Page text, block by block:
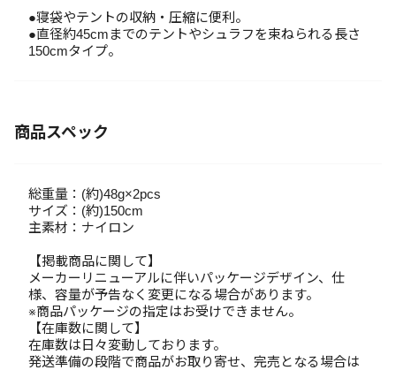
●寝袋やテントの収納・圧縮に便利。
●直径約45cmまでのテントやシュラフを束ねられる長さ
150cmタイプ。
商品スペック
総重量：(約)48g×2pcs
サイズ：(約)150cm
主素材：ナイロン
【掲載商品に関して】
メーカーリニューアルに伴いパッケージデザイン、仕
様、容量が予告なく変更になる場合があります。
※商品パッケージの指定はお受けできません。
【在庫数に関して】
在庫数は日々変動しております。
発送準備の段階で商品がお取り寄せ、完売となる場合は